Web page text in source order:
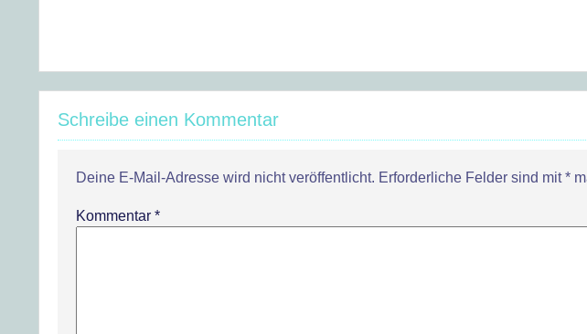
Schreibe einen Kommentar
Deine E-Mail-Adresse wird nicht veröffentlicht. Erforderliche Felder sind mit*
Kommentar *